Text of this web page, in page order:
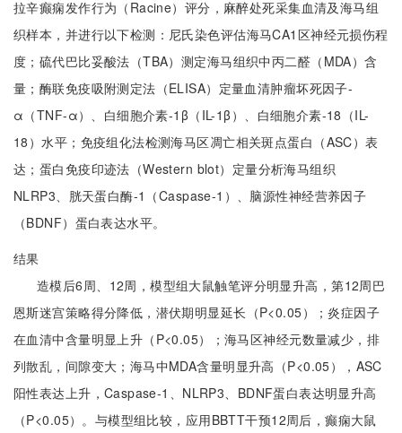
拉辛癫痫发作行为（Racine）评分，麻醉处死采集血清及海马组
织样本，并进行以下检测：尼氏染色评估海马CA1区神经元损伤程
度；硫代巴比妥酸法（TBA）测定海马组织中丙二醛（MDA）含
量；酶联免疫吸附测定法（ELISA）定量血清肿瘤坏死因子-
α（TNF-α）、白细胞介素-1β（IL-1β）、白细胞介素-18（IL-
18）水平；免疫组化法检测海马区凋亡相关斑点蛋白（ASC）表
达；蛋白免疫印迹法（Western blot）定量分析海马组织
NLRP3、胱天蛋白酶-1（Caspase-1）、脑源性神经营养因子
（BDNF）蛋白表达水平。
结果
造模后6周、12周，模型组大鼠触笔评分明显升高，第12周巴
恩斯迷宫策略得分降低，潜伏期明显延长（P<0.05）；炎症因子
在血清中含量明显上升（P<0.05）；海马区神经元数量减少，排
列散乱，间隙变大；海马中MDA含量明显升高（P<0.05），ASC
阳性表达上升，Caspase-1、NLRP3、BDNF蛋白表达明显升高
（P<0.05）。与模型组比较，应用BBTT干预12周后，癫痫大鼠